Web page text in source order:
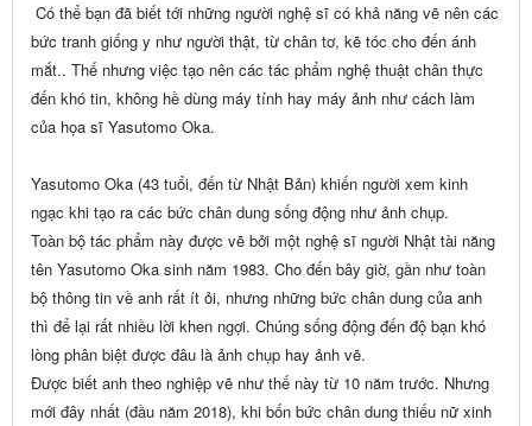
Có thể bạn đã biết tới những người nghệ sĩ có khả năng vẽ nên các
bức tranh giống y như người thật, từ chân tơ, kẽ tóc cho đến ánh
mắt.. Thế nhưng việc tạo nên các tác phẩm nghệ thuật chân thực
đến khó tin, không hề dùng máy tính hay máy ảnh như cách làm
của họa sĩ Yasutomo Oka.
Yasutomo Oka (43 tuổi, đến từ Nhật Bản) khiến người xem kinh
ngạc khi tạo ra các bức chân dung sống động như ảnh chụp.
Toàn bộ tác phẩm này được vẽ bởi một nghệ sĩ người Nhật tài năng
tên Yasutomo Oka sinh năm 1983. Cho đến bây giờ, gần như toàn
bộ thông tin về anh rất ít ỏi, nhưng những bức chân dung của anh
thì để lại rất nhiều lời khen ngợi. Chúng sống động đến độ bạn khó
lòng phân biệt được đâu là ảnh chụp hay ảnh vẽ.
Được biết anh theo nghiệp vẽ như thế này từ 10 năm trước. Nhưng
mới đây nhất (đầu năm 2018), khi bốn bức chân dung thiếu nữ xinh